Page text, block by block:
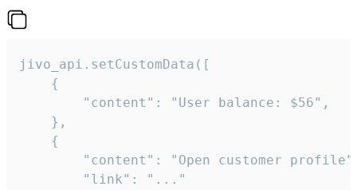
jivo_api.setCustomData([
    {
        "content": "User balance: $56",
    },
    {
"content": "Open customer
        "link": "..."